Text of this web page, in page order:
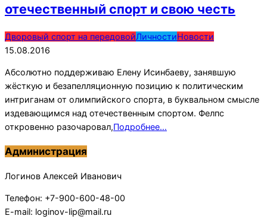
отечественный спорт и свою честь
2016-
08-
Дворовый спорт на передовойЛичностиНовости
15.08.2016
Абсолютно поддерживаю Елену Исинбаеву, занявшую
жёсткую и безапелляционную позицию к политическим
интриганам от олимпийского спорта, в буквальном смысле
издевающимся над отечественным спортом. Фелпс
откровенно разочаровал,Подробнее…
Администрация
Логинов Алексей Иванович
Телефон: +7-900-600-48-00
E-mail: loginov-lip@mail.ru